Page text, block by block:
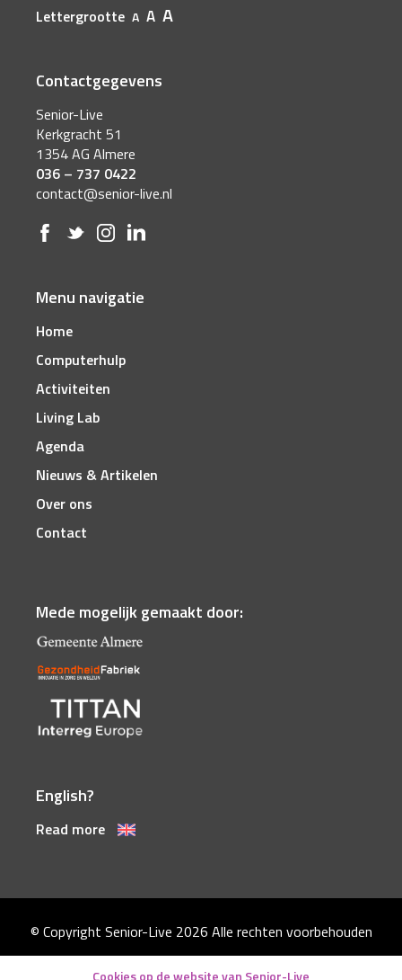
Lettergrootte A A A
Contactgegevens
Senior-Live
Kerkgracht 51
1354 AG Almere
036 – 737 0422
contact@senior-live.nl
Menu navigatie
Home
Computerhulp
Activiteiten
Living Lab
Agenda
Nieuws & Artikelen
Over ons
Contact
Mede mogelijk gemaakt door:
English?
Read more
© Copyright Senior-Live 2026 Alle rechten voorbehouden
Disclaimer
Cookies op de website van Senior-Live